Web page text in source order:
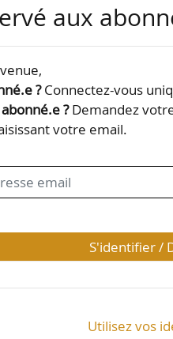
--:--
aux
?Connectez-vous
?Demandez
votre email.
S'identifier /
Utilisez vos